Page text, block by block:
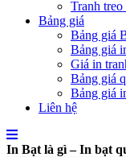
Tranh
Bảng giá
Bảng giá
Bảng giá
Giá in
Bảng giá
Bảng giá
Liên hệ
In Bạt là gì – In bạt